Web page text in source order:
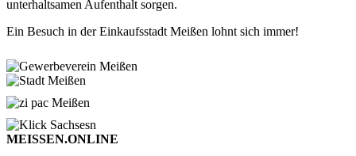
unterhaltsamen Aufenthalt sorgen.
Ein Besuch in der Einkaufsstadt Meißen lohnt sich immer!
MEISSEN.ONLINE